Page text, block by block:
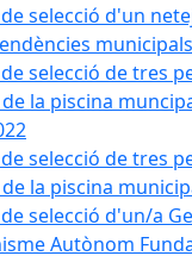
selecció d'un
municipals
selecció de tres
la piscina
selecció de tres
la piscina
selecció d'un/a
Autònom